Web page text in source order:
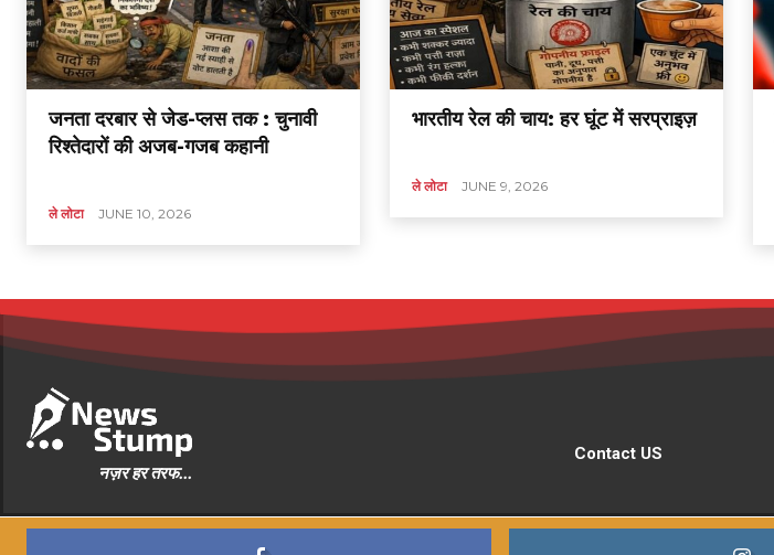
जनता दरबार से जेड-प्लस तक : चुनावी
रिश्तेदारों की अजब-गजब कहानी
ले लोटा JUNE 10, 2026
भारतीय रेल की चाय: हर घूंट में सरप्राइज़
ले लोटा JUNE 9, 2026
नज़र हर तरफ...
Contact US